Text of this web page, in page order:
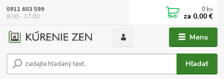
Menu
Hľadať
0911 603 599
8:00 - 17:00
0 ks
za 0,00 €